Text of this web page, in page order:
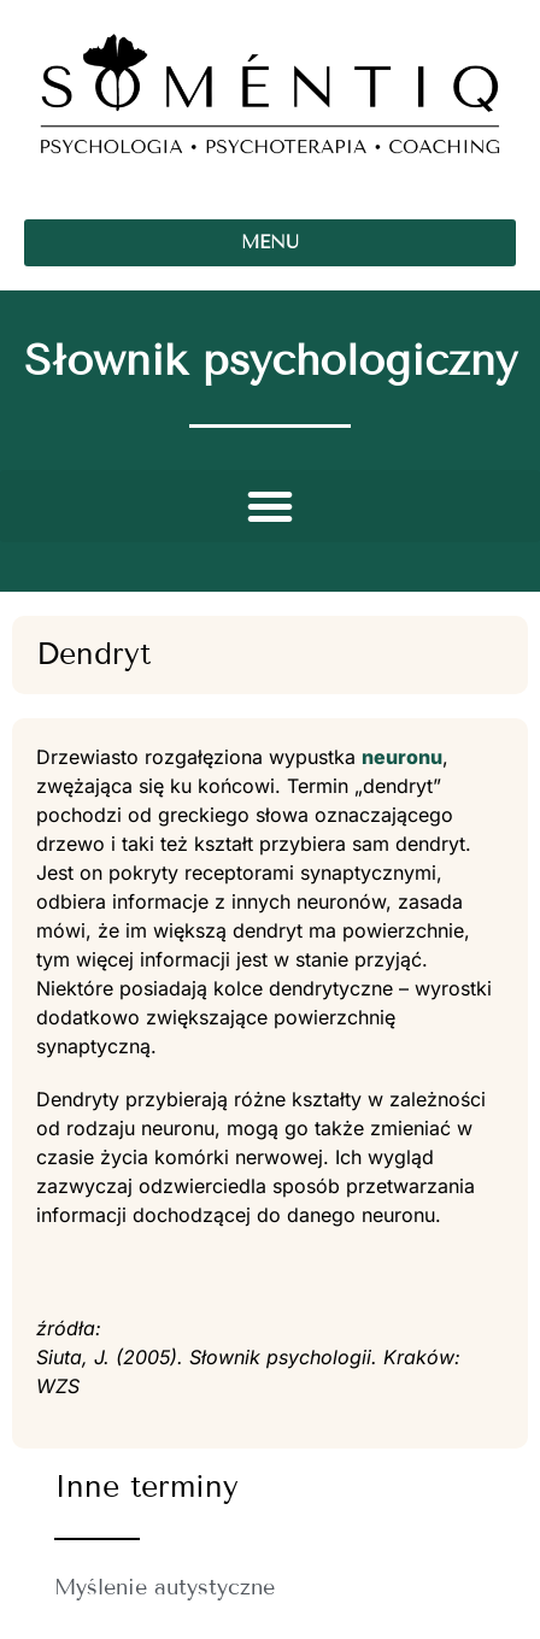
MENU
Słownik psychologiczny
Dendryt
Drzewiasto rozgałęziona wypustka neuronu,
zwężająca się ku końcowi. Termin „dendryt”
pochodzi od greckiego słowa oznaczającego
drzewo i taki też kształt przybiera sam dendryt.
Jest on pokryty receptorami synaptycznymi,
odbiera informacje z innych neuronów, zasada
mówi, że im większą dendryt ma powierzchnie,
tym więcej informacji jest w stanie przyjąć.
Niektóre posiadają kolce dendrytyczne – wyrostki
dodatkowo zwiększające powierzchnię
synaptyczną.
Dendryty przybierają różne kształty w zależności
od rodzaju neuronu, mogą go także zmieniać w
czasie życia komórki nerwowej. Ich wygląd
zazwyczaj odzwierciedla sposób przetwarzania
informacji dochodzącej do danego neuronu.
źródła:
Siuta, J. (2005). Słownik psychologii. Kraków:
WZS
Inne terminy
Myślenie autystyczne